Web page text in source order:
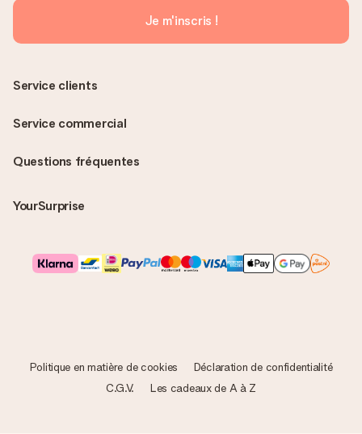
Je m'inscris !
Questions fréquentes
YourSurprise
Service clients
Service commercial
Politique en matière de cookies
Déclaration de confidentialité
C.G.V.
Les cadeaux de A à Z